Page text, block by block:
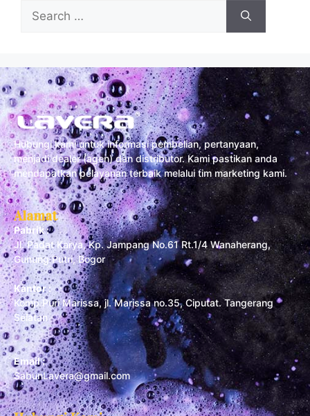
Hubungi kami untuk informasi pembelian, pertanyaan,
menjadi dealer (agen) dan distributor. Kami pastikan anda
mendapatkan pelayanan terbaik melalui tim marketing kami.
Alamat
Pabrik :
Jl. Padat Karya, Kp. Jampang No.61 Rt.1/4 Wanaherang,
Gunung Putri, Bogor
Kantor :
Komp Puri Marissa, jl. Marissa no.35, Ciputat. Tangerang
Selatan
Email :
SabunLavera@gmail.com